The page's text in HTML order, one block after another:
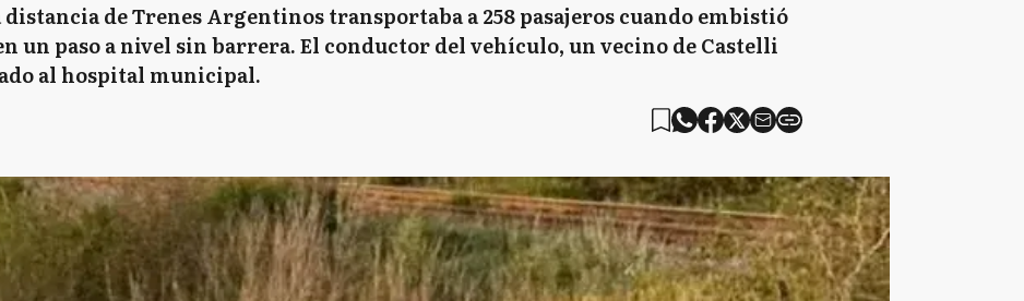
de Trenes Argentinos transportaba a 258 pasajeros cuando embistió
un paso a nivel sin barrera. El conductor del vehículo, un vecino de Castelli
al hospital municipal.